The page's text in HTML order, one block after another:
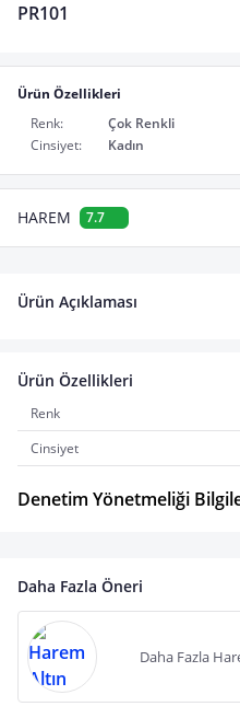
PR101
Ürün Özellikleri
Renk:
Çok Renkli
Cinsiyet:
Kadın
HAREM 7.7
Ürün Açıklaması
Ürün Özellikleri
Renk
Cinsiyet
Denetim Yönetmeliği
Daha Fazla Öneri
Daha Fazla